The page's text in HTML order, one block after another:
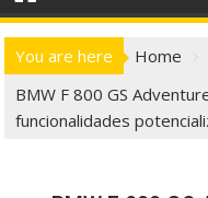
You are here Home
BMW F 800 GS
funcionalidades